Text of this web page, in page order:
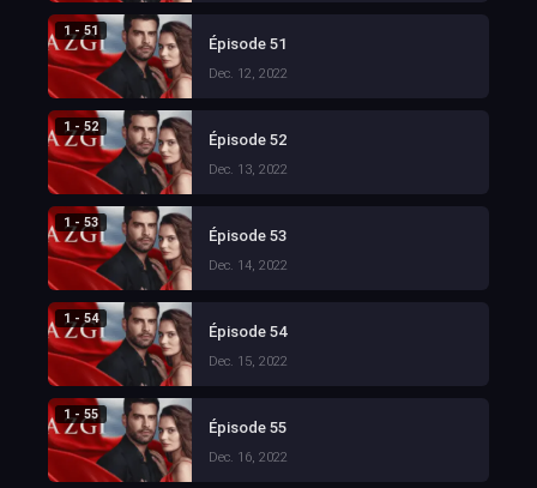
1 - 51
Épisode 51
Dec. 12, 2022
1 - 52
Épisode 52
Dec. 13, 2022
1 - 53
Épisode 53
Dec. 14, 2022
1 - 54
Épisode 54
Dec. 15, 2022
1 - 55
Épisode 55
Dec. 16, 2022